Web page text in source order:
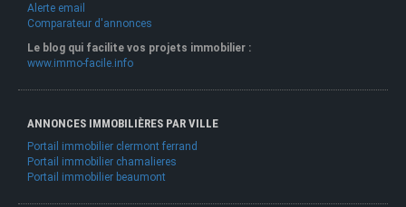
Alerte email
Comparateur d'annonces
Le blog qui facilite vos projets immobilier :
www.immo-facile.info
ANNONCES IMMOBILIÈRES PAR VILLE
Portail immobilier clermont ferrand
Portail immobilier chamalieres
Portail immobilier beaumont